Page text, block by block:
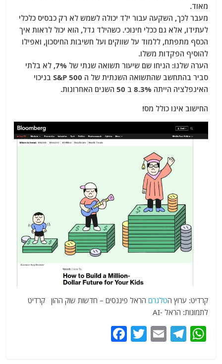
מאוד.
מעבר לכך, השקעה עבור ילד יכולה לשמש לא רק כבסיס כלכלי
לעתידו, אלא גם ככלי חינוכי. כשהילד גדל, הוא יכול לראות איך
הכסף מתפתח, ללמוד על שווקים ועל חשיבות החיסכון, ואפילו
להוסיף הפקדות משלו.
הערה שלנו: הניחו שם שיעור תשואה שנתי של 7%, לא בלתי
סביר בהתחשב שהתשואה השנתית של ה S&P 500 בניכוי
האינפלציה הייתה 8.3% ב 50 השנים האחרונות.
החישוב אינו כולל מס!
קרדיט: ערוץ הטלגרם הראל פיננסים – חדשות שוק ההון קרדיט
לתמונות: הראל -AI
W
T
E
T